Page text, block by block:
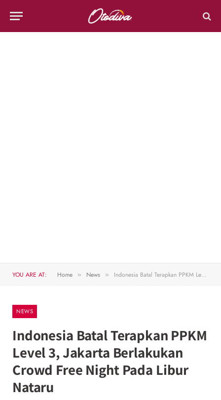
YOU ARE AT: Home » News » Indonesia Batal Terapkan PPKM Level 3, Jakarta Berlakukan Crowd Free Night Pada Libur Nataru
NEWS
Indonesia Batal Terapkan PPKM
Level 3, Jakarta Berlakukan
Crowd Free Night Pada Libur
Nataru